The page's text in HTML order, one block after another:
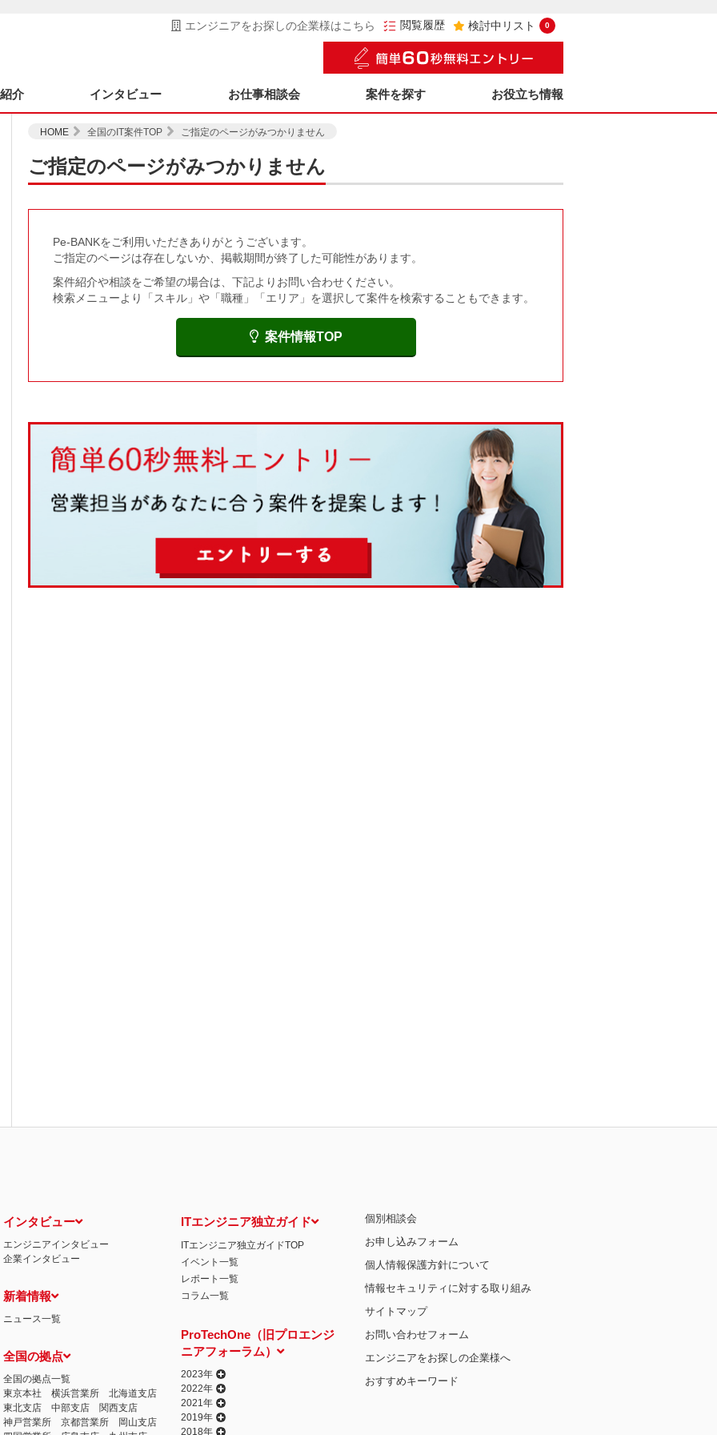
エンジニアをお探しの企業様はこちら 閲覧履歴 検討中リスト 0
介 インタビュー お仕事相談会 案件を探す お役立ち情報
HOME 全国のIT案件TOP ご指定のページがみつかりません
ご指定のページがみつかりません
Pe-BANKをご利用いただきありがとうございます。
ご指定のページは存在しないか、掲載期間が終了した可能性があります。
案件紹介や相談をご希望の場合は、下記よりお問い合わせください。
検索メニューより「スキル」や「職種」「エリア」を選択して案件を検索することもできます。
案件情報TOP
インタビュー
エンジニアインタビュー
企業インタビュー
新着情報
ニュース一覧
全国の拠点
全国の拠点一覧
東京本社
横浜営業所
北海道支店
東北支店
中部支店
関西支店
神戸営業所
京都営業所
岡山支店
ITエンジニア独立ガイド
ITエンジニア独立ガイドTOP
イベント一覧
レポート一覧
コラム一覧
ProTechOne（旧プロエンジ
ニアフォーラム）
2023年
2022年
2021年
2019年
2018年
個別相談会
お申し込みフォーム
個人情報保護方針について
情報セキュリティに対する取り組み
サイトマップ
お問い合わせフォーム
エンジニアをお探しの企業様へ
おすすめキーワード